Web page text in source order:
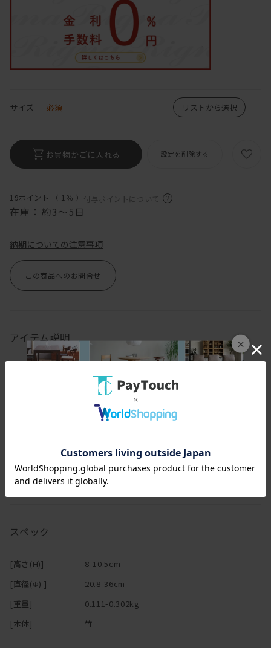
×
19ポイント （ 1％ ） 付与ポイントについて
在庫： 約3～5日
サイズ 必須 リストから選択
お買物かごに入れる 設定を削除する
納期についての注意事項
この商品へのお問合せ
アイテム説明
細やかに整えられた編み目とすっきりとしたフォルムが、
収納アイテムでありながらインテリアの一部として空間になじみま
竹ならではのやさしい素材感が、暮らしに心地よいアクセントを添
えてくれます。
二重構造で編み上げられた立体的なデザインは、軽やかな見た目と
十分な強度を両立。
湿気がこもりにくく、水まわりでも快適にお使いいただけます。
日用品をすっきりとまとめながら空間を整えてくれるアイテムで
す。
スペック
[高さ(H)]
8-10.5cm
[直径(Φ) ]
20.8-36cm
[重量]
0.111-0.302kg
[本体]
竹